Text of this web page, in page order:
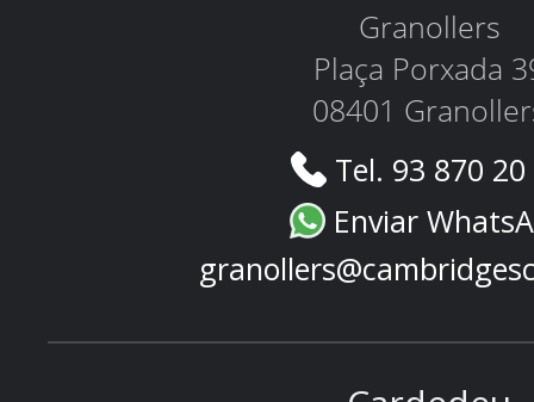
Granollers
Plaça Porxada
08401
Tel. 93 870
Enviar